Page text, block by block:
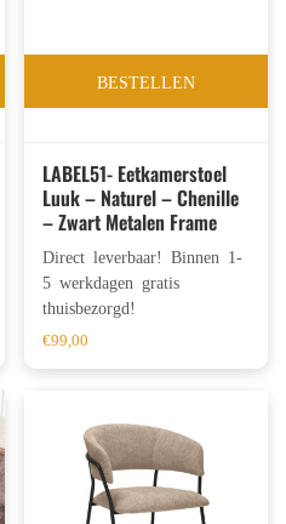
BESTELLEN
LABEL51- Eetkamerstoel
Luuk – Naturel – Chenille
– Zwart Metalen Frame
Direct leverbaar! Binnen 1-
5 werkdagen gratis
thuisbezorgd!
€99,00